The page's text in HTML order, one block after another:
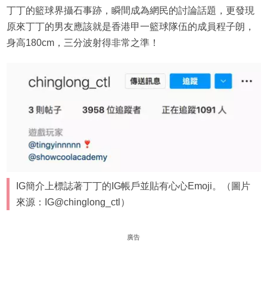
丁丁的籃球界攝石事跡，瞬間成為網民的討論話題，更發現
原來丁丁的男友應該就是香港甲一籃球隊伍的成員程子朗，
身高180cm，三分波射得非常之準！
IG簡介上標誌著丁丁的IG帳戶並貼有心心Emoji。（圖片
來源：IG@chinglong_ctl）
廣告